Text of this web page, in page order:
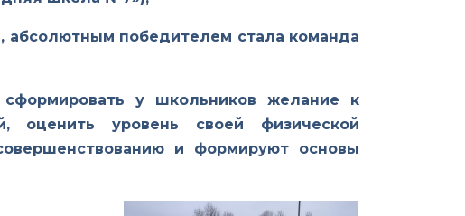
абсолютным победителем стала команда
у школьников желание к
оценить уровень своей физической
и формируют основы